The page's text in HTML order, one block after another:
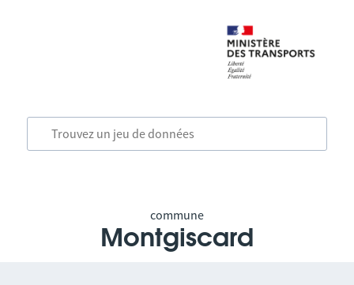
commune
Montgiscard